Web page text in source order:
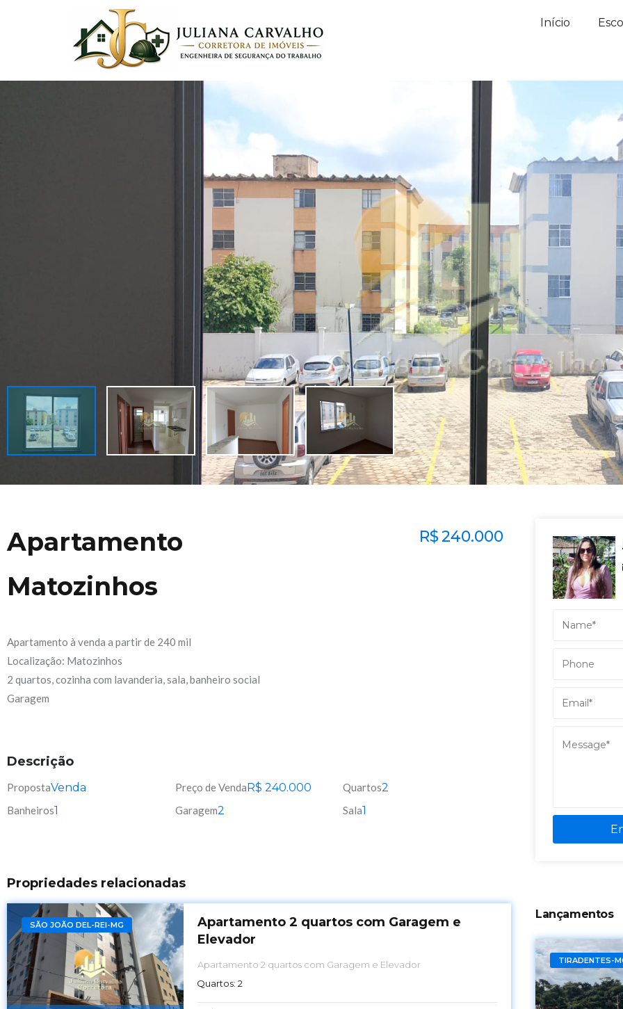
Início
Apartamento
Matozinhos
R$240.000
Apartamento à venda a partir de 240 mil
Localização: Matozinhos
2 quartos, cozinha com lavanderia, sala, banheiro social
Garagem
Descrição
PropostaVenda Preço de VendaR$ 240.000 Quartos2
Banheiros1 Garagem2 Sala1
Propriedades relacionadas
SÃO JOÃO DEL-REI-MG
Apartamento 2 quartos com Garagem e
Elevador
Apartamento 2 quartos com Garagem e Elevador
Quartos: 2
Lançamentos
TIRADENTES-